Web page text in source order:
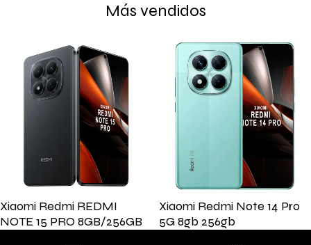
Más vendidos
Xiaomi Redmi REDMI
NOTE 15 PRO 8GB/256GB
Xiaomi Redmi Note 14 Pro
5G 8gb 256gb